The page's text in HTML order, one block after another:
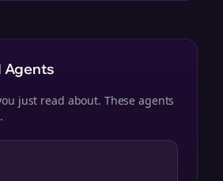
Agents
just read about. These agents